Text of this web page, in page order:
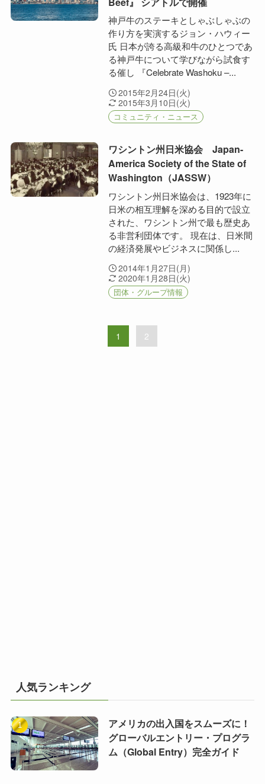
神戸牛のステーキとしゃぶしゃぶの
作り方を実演するジョン・ハウィー
氏 日本が誇る高級和牛のひとつであ
る神戸牛について学びながら試食す
る催し 『Celebrate Washoku –...
2015年2月24日(火)
2015年3月10日(火)
コミュニティ・ニュース
ワシントン州日米協会 Japan-
America Society of the State of
Washington（JASSW）
ワシントン州日米協会は、1923年に
日米の相互理解を深める目的で設立
された、ワシントン州で最も歴史あ
る非営利団体です。 現在は、日米間
の経済発展やビジネスに関係し...
2014年1月27日(月)
2020年1月28日(火)
団体・グループ情報
1 2
人気ランキング
アメリカの出入国をスムーズに！
グローバルエントリー・プログラ
ム（Global Entry）完全ガイド